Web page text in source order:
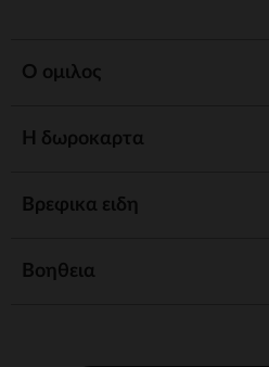
Ο ομιλος
Η δωροκαρτα
Βρεφικα ειδη
Βοηθεια